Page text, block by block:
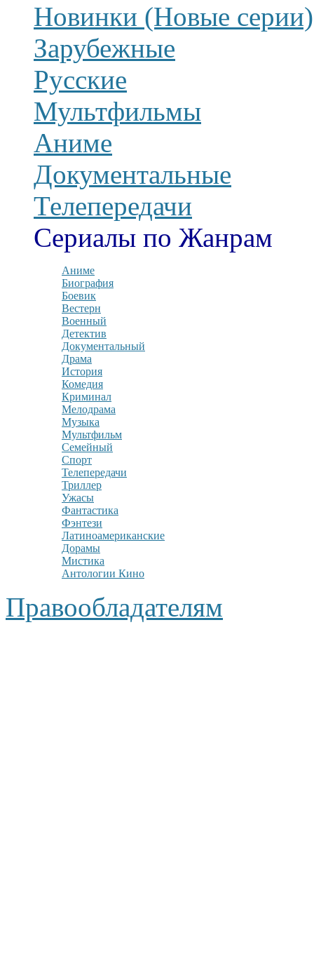
Новинки (Новые серии)
Зарубежные
Русские
Мультфильмы
Аниме
Документальные
Телепередачи
Сериалы по Жанрам
Аниме
Биография
Боевик
Вестерн
Военный
Детектив
Документальный
Драма
История
Комедия
Криминал
Мелодрама
Музыка
Мультфильм
Семейный
Спорт
Телепередачи
Триллер
Ужасы
Фантастика
Фэнтези
Латиноамериканские
Дорамы
Мистика
Антологии Кино
Правообладателям